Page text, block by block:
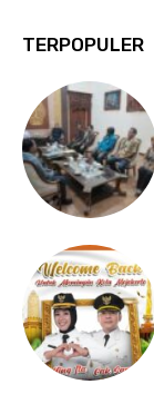
TERPOPULER